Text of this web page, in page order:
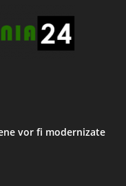
vor fi modernizate